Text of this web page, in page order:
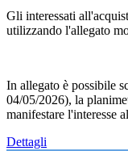
Gli interessati
utilizzando l'allegato
In allegato è possibile
04/05/2026), la
manifestare l'interesse
Dettagli